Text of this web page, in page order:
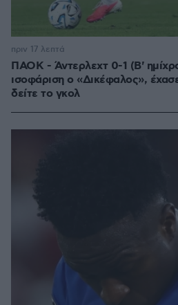
ΠΑΟΚ - Άντερλεχτ 0-1 (Β'
ισοφάριση ο «Δικέφαλος»,
δείτε το γκολ
πριν 17 λεπτά